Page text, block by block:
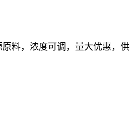
料，浓度可调，量大优惠，供